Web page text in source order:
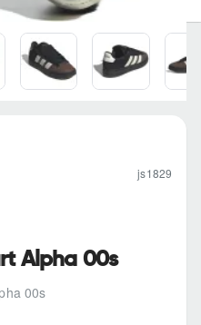
00s
Alpha 00s
js1829